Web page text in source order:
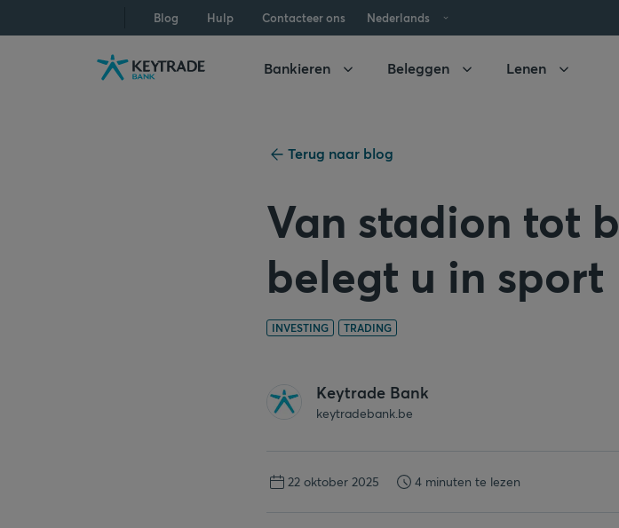
navigatie
aanmelden
inhoud
Blog Hulp Contacteer ons Nederlands
Bankieren Beleggen Lenen
Terug naar blog
Van stadion tot
belegt u in sport
INVESTING TRADING
Keytrade Bank
keytradebank.be
22 oktober 2025 4 minuten te lezen